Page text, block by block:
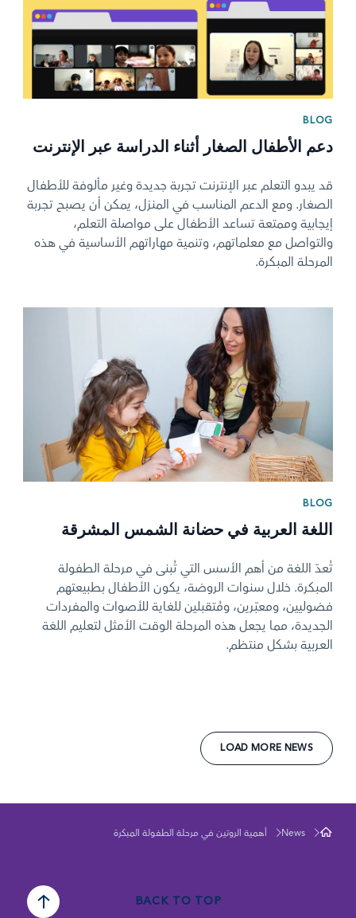
LOAD MORE NEWS
BLOG
دعم الأطفال الصغار أثناء الدراسة عبر الإنترنت
قد يبدو التعلم عبر الإنترنت تجربة جديدة وغير مألوفة للأطفال
الصغار. ومع الدعم المناسب في المنزل، يمكن أن يصبح تجربة
إيجابية وممتعة تساعد الأطفال على مواصلة التعلم،
والتواصل مع معلماتهم، وتنمية مهاراتهم الأساسية في هذه
المرحلة المبكرة.
News image
BLOG
اللغة العربية في حضانة الشمس المشرقة
تُعدّ اللغة من أهم الأسس التي تُبنى في مرحلة الطفولة
المبكرة. خلال سنوات الروضة، يكون الأطفال بطبيعتهم
فضوليين، ومعبّرين، ومُتقبلين للغاية للأصوات والمفردات
الجديدة، مما يجعل هذه المرحلة الوقت الأمثل لتعليم اللغة
العربية بشكل منتظم.
News أهمية الروتين في مرحلة الطفولة المبكرة
BACK TO TOP